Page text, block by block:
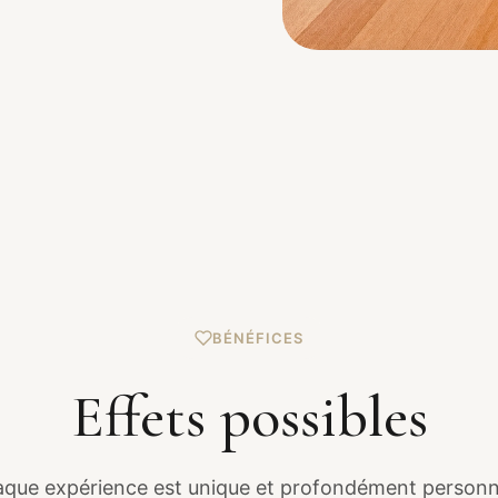
BÉNÉFICES
Effets possibles
expérience est unique et profondément